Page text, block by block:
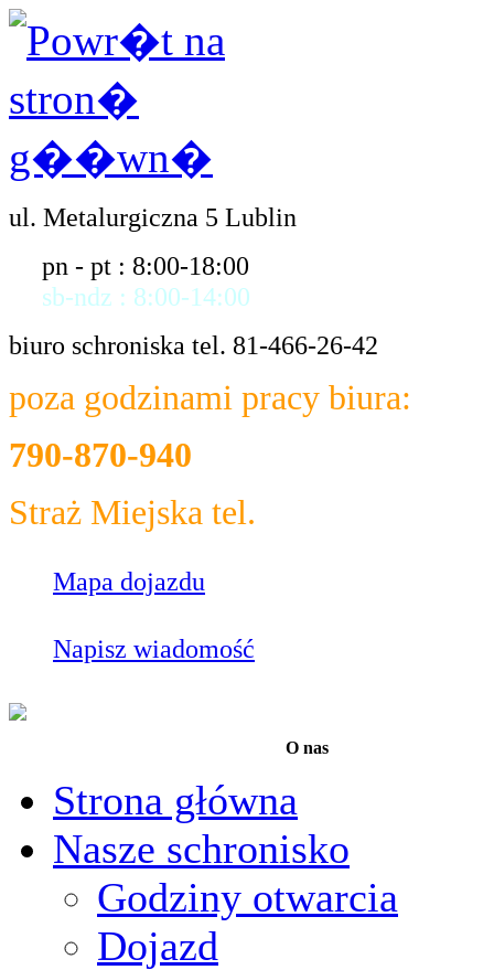
ul. Metalurgiczna 5 Lublin
pn - pt : 8:00-18:00
sb-ndz : 8:00-14:00
biuro schroniska tel. 81-466-26-42
poza godzinami pracy biura:
790-870-940
Straż Miejska tel.
Mapa dojazdu
Napisz wiadomość
O nas
Strona główna
Nasze schronisko
Godziny otwarcia
Dojazd